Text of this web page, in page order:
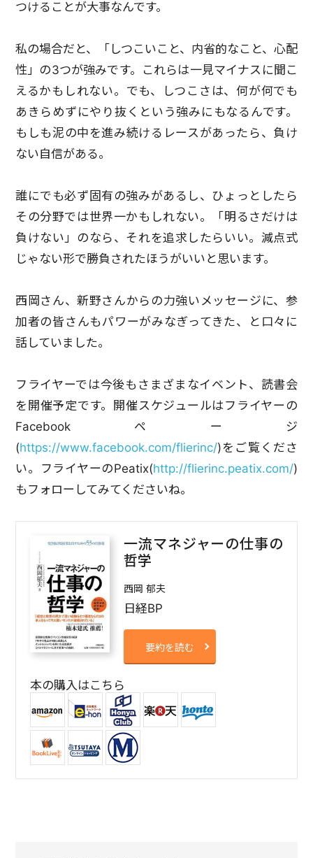
つけることが大事なんです。
私の場合だと、「しつこいこと、内省的なこと、心配
性」の3つが強みです。これらは一見マイナスに聞こ
えるかもしれない。でも、しつこさは、何が何でも
あきらめずにやり抜くという強みにもなるんです。
もしも泥の中を進み続けるレースがあったら、負け
ない自信がある。
誰にでも必ず固有の強みがあるし、ひょっとしたら
その分野では世界一かもしれない。「明るさだけは
負けない」のなら、それを追求したらいい。減点式
じゃない形で勝負されたほうがいいと思います。
西岡さん、新野さんからの力強いメッセージに、参
加者の皆さんもパワーがみなぎってきた、と口々に
話していました。
フライヤーでは今後もさまざまなイベント、読書会
を開催予定です。開催スケジュールはフライヤーの
Facebookページ
(https://www.facebook.com/flierinc/)をご覧くださ
い。フライヤーのPeatix(http://flierinc.peatix.com/)
もフォローしてみてくださいね。
一流マネジャーの仕事の
哲学
西岡 郁夫
日経BP
要約を読む
本の購入はこちら